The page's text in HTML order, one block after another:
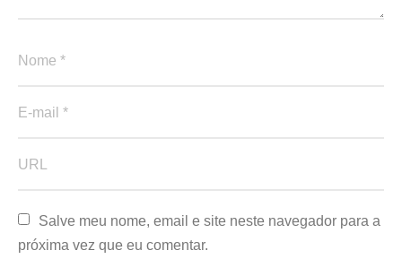
Salve meu nome, email e site neste navegador para a
próxima vez que eu comentar.